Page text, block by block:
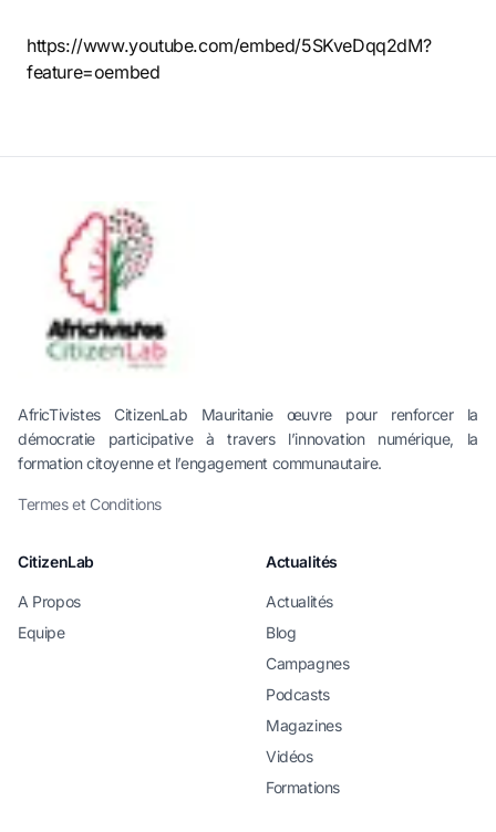
https://www.youtube.com/embed/5SKveDqq2dM?
feature=oembed
AfricTivistes CitizenLab Mauritanie œuvre pour renforcer la
démocratie participative à travers l’innovation numérique, la
formation citoyenne et l’engagement communautaire.
Termes et Conditions
CitizenLab
A Propos
Equipe
Actualités
Actualités
Blog
Campagnes
Podcasts
Magazines
Vidéos
Formations